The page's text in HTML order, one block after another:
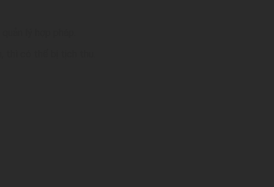
lý hợp pháp.
thì có thể bị tịch thu.